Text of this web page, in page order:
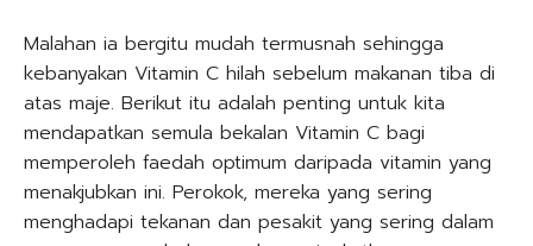
Malahan ia bergitu mudah termusnah sehingga
kebanyakan Vitamin C hilah sebelum makanan tiba di
atas maje. Berikut itu adalah penting untuk kita
mendapatkan semula bekalan Vitamin C bagi
memperoleh faedah optimum daripada vitamin yang
menakjubkan ini. Perokok, mereka yang sering
menghadapi tekanan dan pesakit yang sering dalam